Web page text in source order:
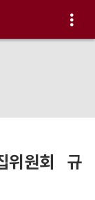
위원회 규